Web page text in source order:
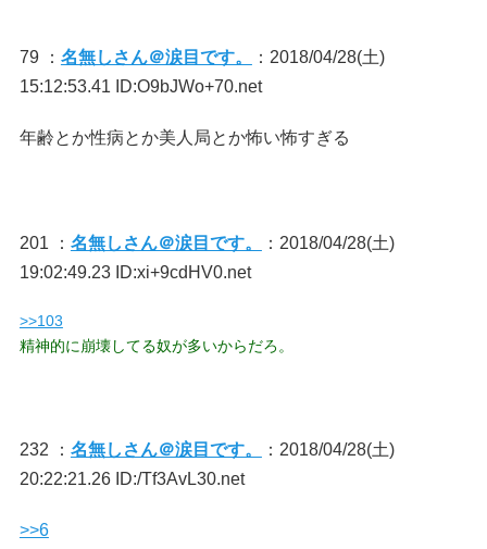
79 ： 名無しさん＠涙目です。
：2018/04/28(土)
15:12:53.41 ID:O9bJWo+70.net
年齢とか性病とか美人局とか怖い怖すぎる
201 ： 名無しさん＠涙目です。
：2018/04/28(土)
19:02:49.23 ID:xi+9cdHV0.net
>>103
精神的に崩壊してる奴が多いからだろ。
232 ： 名無しさん＠涙目です。
：2018/04/28(土)
20:22:21.26 ID:/Tf3AvL30.net
>>6